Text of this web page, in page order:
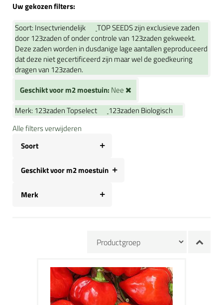
Uw gekozen filters:
Soort: Insectvriendelijk
TOP SEEDS zijn exclusieve zaden
door 123zaden of onder controle van 123zaden gekweekt.
Deze zaden worden in dusdanige lage aantallen geproduceerd
dat deze niet gecertificeerd zijn maar wel de goedkeuring
dragen van 123zaden.
Geschikt voor m2 moestuin: Nee
Merk: 123zaden Topselect
123zaden Biologisch
Alle filters verwijderen
Soort
Geschikt voor m2 moestuin
Merk